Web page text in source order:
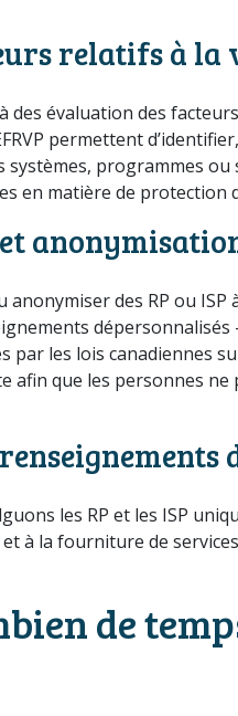
relatifs à la
des évaluation des
permettent
systèmes, programmes
en matière de protection
des RP ou ISP
les lois canadiennes
afin que les personnes
les RP et les ISP
à la fourniture de
de